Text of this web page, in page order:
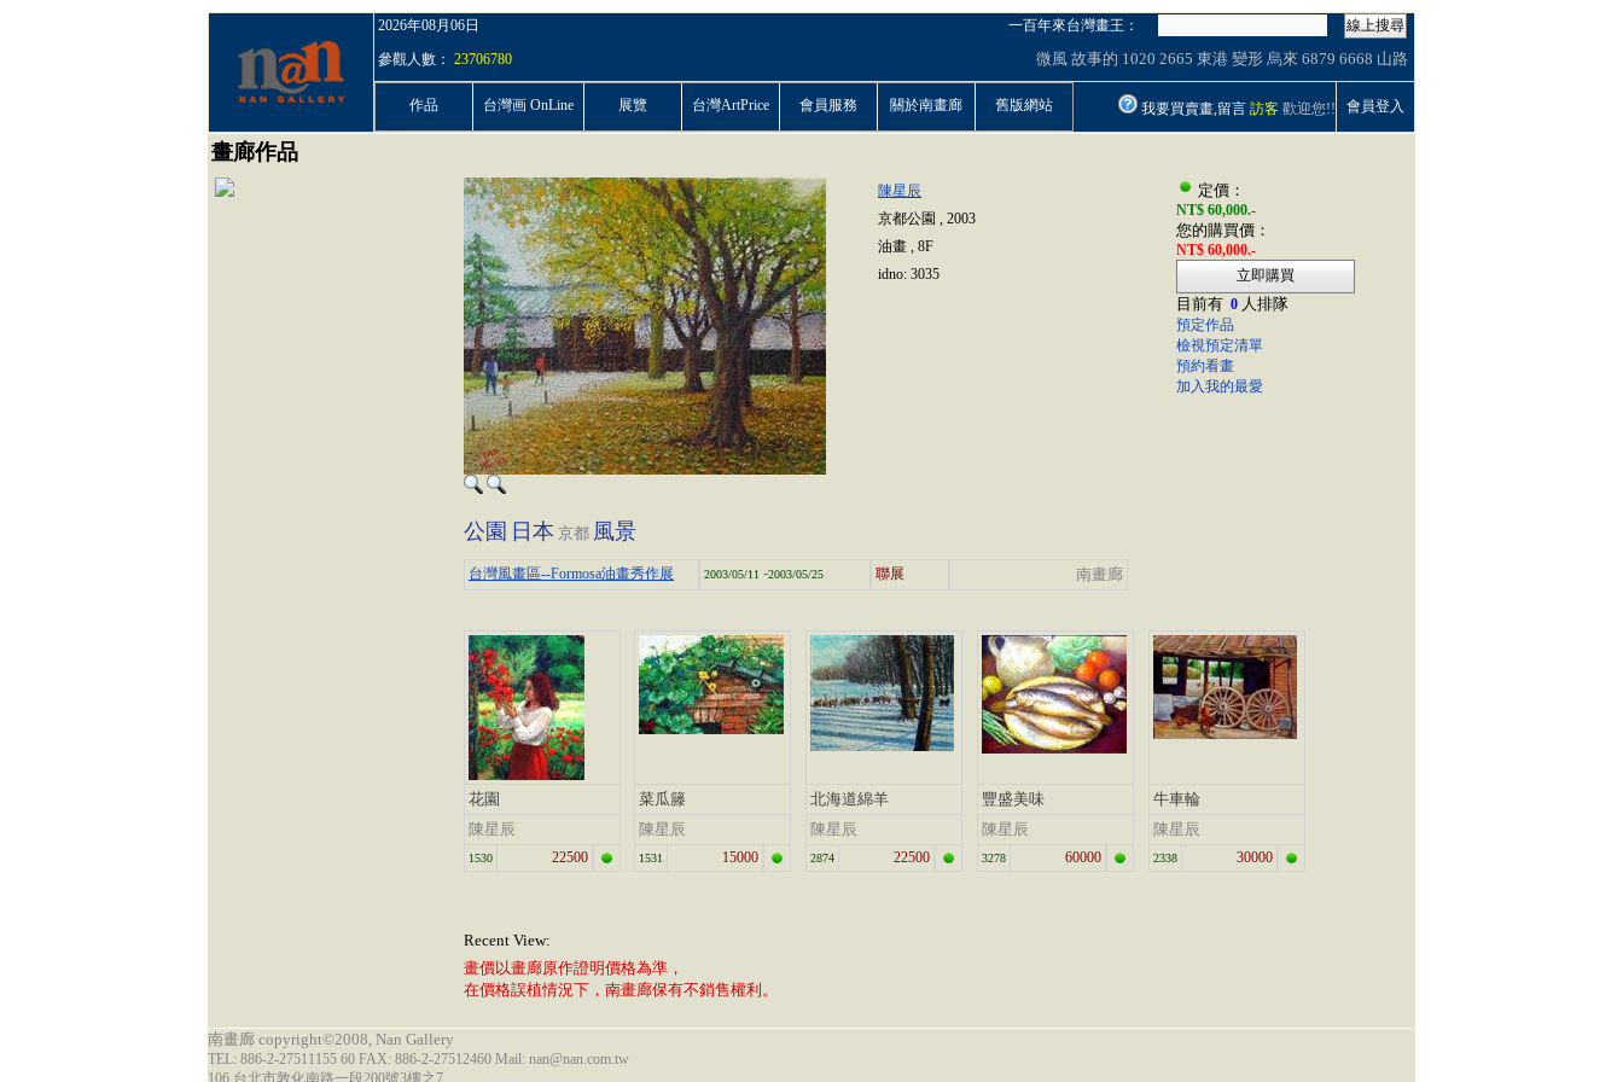
2026年08月06日 一百年來台灣畫王：
線上搜尋
參觀人數： 23706780 微風 故事的 1020 2665 東港 變形 烏來 6879 6668 山路
作品 台灣画 OnLine 展覽 台灣ArtPrice 會員服務 關於南畫廊 舊版網站 我要買賣畫,留言 訪客 歡迎您!! 會員登入
畫廊作品
陳星辰
京都公園 , 2003
油畫 , 8F
idno: 3035
定價：
NT$ 60,000.-
您的購買價：
NT$ 60,000.-
立即購買
目前有 0 人排隊
預定作品
檢視預定清單
預約看畫
加入我的最愛
公園 日本 京都 風景
台灣風畫區--Formosa油畫秀作展 2003/05/11 -2003/05/25 聯展 南畫廊
花園
陳星辰
1530 22500
菜瓜籐
陳星辰
1531 15000
北海道綿羊
陳星辰
2874 22500
豐盛美味
陳星辰
3278 60000
牛車輪
陳星辰
2338 30000
Recent View:
畫價以畫廊原作證明價格為準，
在價格誤植情況下，南畫廊保有不銷售權利。
南畫廊 copyright©2008, Nan Gallery
TEL: 886-2-27511155 60 FAX: 886-2-27512460 Mail: nan@nan.com.tw
106 台北市敦化南路一段200號3樓之7